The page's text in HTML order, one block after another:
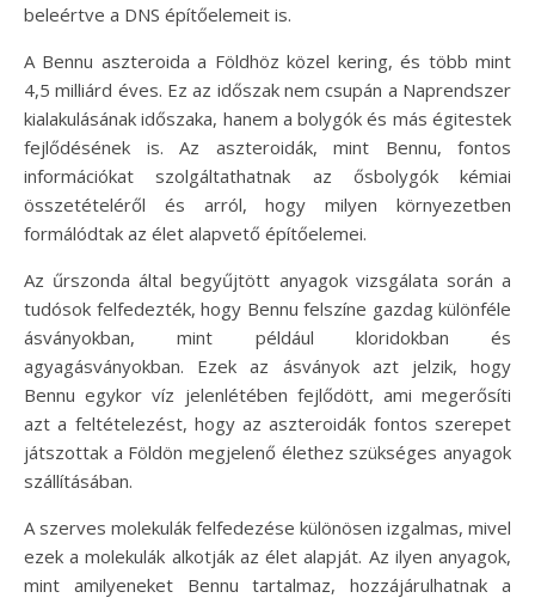
beleértve a DNS építőelemeit is.
A Bennu aszteroida a Földhöz közel kering, és több mint
4,5 milliárd éves. Ez az időszak nem csupán a Naprendszer
kialakulásának időszaka, hanem a bolygók és más égitestek
fejlődésének is. Az aszteroidák, mint Bennu, fontos
információkat szolgáltathatnak az ősbolygók kémiai
összetételéről és arról, hogy milyen környezetben
formálódtak az élet alapvető építőelemei.
Az űrszonda által begyűjtött anyagok vizsgálata során a
tudósok felfedezték, hogy Bennu felszíne gazdag különféle
ásványokban, mint például kloridokban és
agyagásványokban. Ezek az ásványok azt jelzik, hogy
Bennu egykor víz jelenlétében fejlődött, ami megerősíti
azt a feltételezést, hogy az aszteroidák fontos szerepet
játszottak a Földön megjelenő élethez szükséges anyagok
szállításában.
A szerves molekulák felfedezése különösen izgalmas, mivel
ezek a molekulák alkotják az élet alapját. Az ilyen anyagok,
mint amilyeneket Bennu tartalmaz, hozzájárulhatnak a